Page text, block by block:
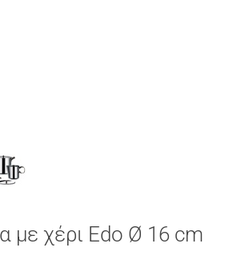
με χέρι Edo Ø 16 cm